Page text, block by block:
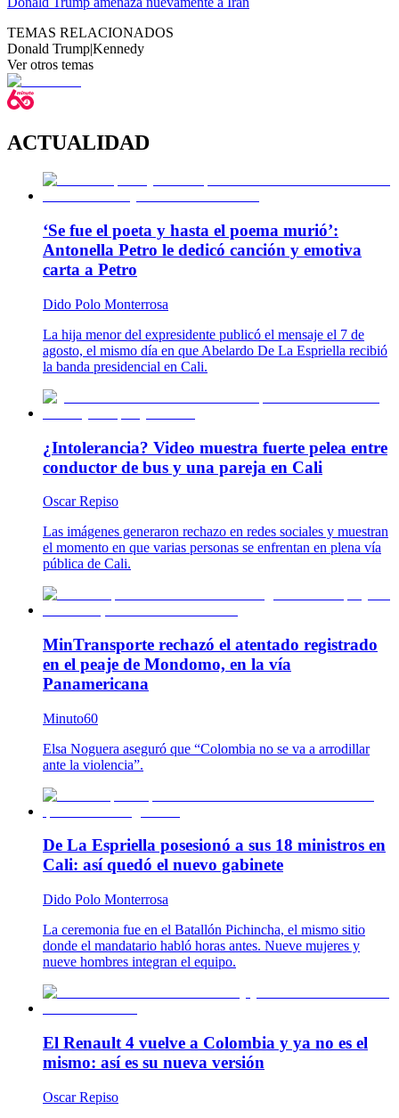
TEMAS RELACIONADOS
Donald Trump|Kennedy
Ver otros temas
ACTUALIDAD
‘Se fue el poeta y hasta el poema murió’:
Antonella Petro le dedicó canción y emotiva
carta a Petro
Dido Polo Monterrosa
La hija menor del expresidente publicó el mensaje el 7 de
agosto, el mismo día en que Abelardo De La Espriella recibió
la banda presidencial en Cali.
¿Intolerancia? Video muestra fuerte pelea entre
conductor de bus y una pareja en Cali
Oscar Repiso
Las imágenes generaron rechazo en redes sociales y muestran
el momento en que varias personas se enfrentan en plena vía
pública de Cali.
MinTransporte rechazó el atentado registrado
en el peaje de Mondomo, en la vía
Panamericana
Minuto60
Elsa Noguera aseguró que “Colombia no se va a arrodillar
ante la violencia”.
De La Espriella posesionó a sus 18 ministros en
Cali: así quedó el nuevo gabinete
Dido Polo Monterrosa
La ceremonia fue en el Batallón Pichincha, el mismo sitio
donde el mandatario habló horas antes. Nueve mujeres y
nueve hombres integran el equipo.
El Renault 4 vuelve a Colombia y ya no es el
mismo: así es su nueva versión
Oscar Repiso